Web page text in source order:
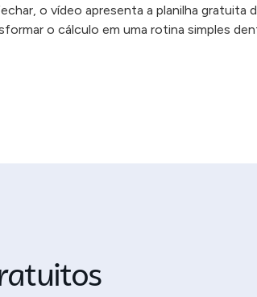
o vídeo apresenta a planilha gratuita
o cálculo em uma rotina simples